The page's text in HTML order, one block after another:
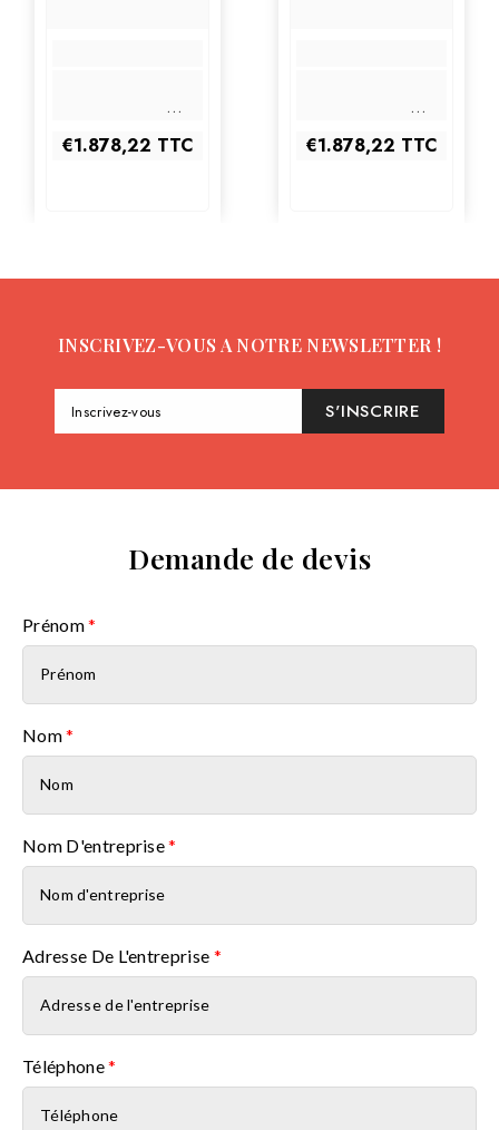
€1.878,22 TTC €1.878,22 TTC
INSCRIVEZ-VOUS A NOTRE NEWSLETTER !
Inscrivez-vous S'INSCRIRE
Demande de devis
Prénom*
Nom*
Nom D'entreprise*
Adresse De L'entreprise *
Téléphone*